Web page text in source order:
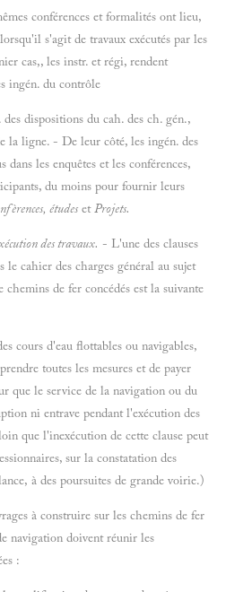
conférences et formalités ont lieu,
s'agit de travaux exécutés par les
cas,, les instr. et régi, rendent
ingén. du contrôle
dispositions du cah. des ch. gén.,
la ligne. - De leur côté, les ingén. des
dans les enquêtes et les conférences,
du moins pour fournir leurs
études etProjets.
des travaux. - L'une des clauses
le cahier des charges général au sujet
chemins de fer concédés est la suivante
cours d'eau flottables ou navigables,
toutes les mesures et de payer
que le service de la navigation ou du
ni entrave pendant l'exécution des
que l'inexécution de cette clause peut
sur la constatation des
à des poursuites de grande voirie.)
à construire sur les chemins de fer
navigation doivent réunir les
: